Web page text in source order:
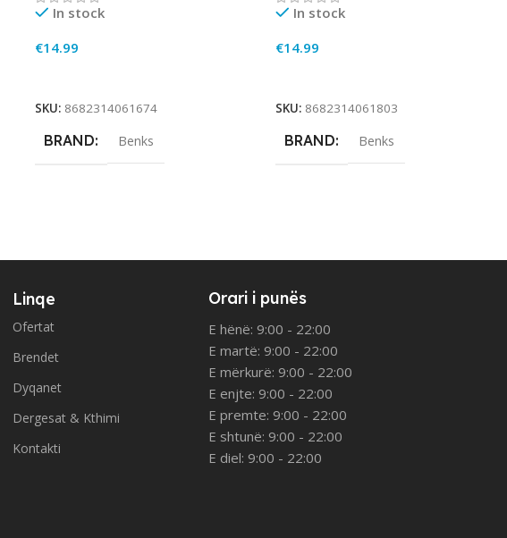
In stock
€14.99
SKU: 8682314061674
BRAND Benks
In stock
€14.99
SKU: 8682314061803
BRAND Benks
Linqe
Ofertat
Brendet
Dyqanet
Dergesat & Kthimi
Kontakti
Orari i punës
E hënë: 9:00 - 22:00
E martë: 9:00 - 22:00
E mërkurë: 9:00 - 22:00
E enjte: 9:00 - 22:00
E premte: 9:00 - 22:00
E shtunë: 9:00 - 22:00
E diel: 9:00 - 22:00